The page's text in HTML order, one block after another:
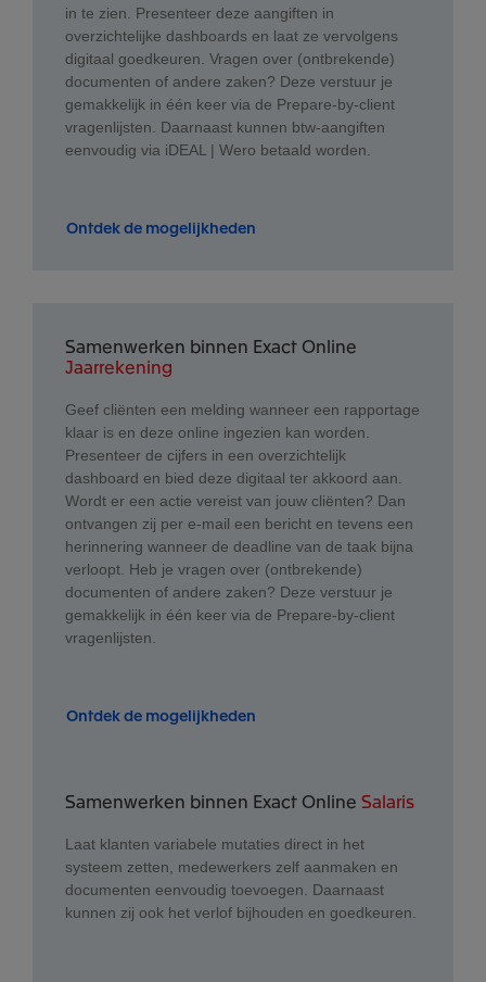
in te zien. Presenteer deze aangiften in
overzichtelijke dashboards en laat ze vervolgens
digitaal goedkeuren. Vragen over (ontbrekende)
documenten of andere zaken? Deze verstuur je
gemakkelijk in één keer via de Prepare-by-client
vragenlijsten. Daarnaast kunnen btw-aangiften
eenvoudig via iDEAL | Wero betaald worden.
Ontdek de mogelijkheden
Samenwerken binnen Exact Online
Jaarrekening
Geef cliënten een melding wanneer een rapportage
klaar is en deze online ingezien kan worden.
Presenteer de cijfers in een overzichtelijk
dashboard en bied deze digitaal ter akkoord aan.
Wordt er een actie vereist van jouw cliënten? Dan
ontvangen zij per e-mail een bericht en tevens een
herinnering wanneer de deadline van de taak bijna
verloopt. Heb je vragen over (ontbrekende)
documenten of andere zaken? Deze verstuur je
gemakkelijk in één keer via de Prepare-by-client
vragenlijsten.
Ontdek de mogelijkheden
Samenwerken binnen Exact Online Salaris
Laat klanten variabele mutaties direct in het
systeem zetten, medewerkers zelf aanmaken en
documenten eenvoudig toevoegen. Daarnaast
kunnen zij ook het verlof bijhouden en goedkeuren.